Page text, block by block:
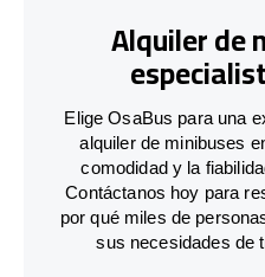
Alquiler de
Elige OsaBus para una
alquiler de minibuses
comodidad y la
Contáctanos hoy para
por qué miles de
sus necesidades de